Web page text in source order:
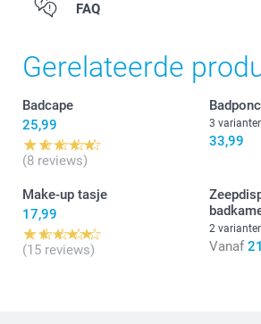
FAQ
Gerelateerde
Badcape
25,99
(8 reviews)
3
33,99
Make-up tasje
17,99
(15 reviews)
2
Vanaf